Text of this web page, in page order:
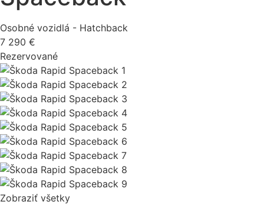
Osobné vozidlá - Hatchback
7 290 €
Rezervované
Zobraziť všetky